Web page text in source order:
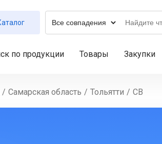
по продукции Товары Закупки
/ Самарская область / Тольятти / СВ